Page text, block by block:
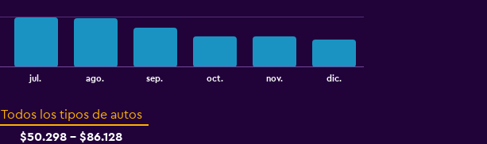
jul. ago. sep. oct. nov. dic.
Todos los tipos de autos
$50.298 - $86.128